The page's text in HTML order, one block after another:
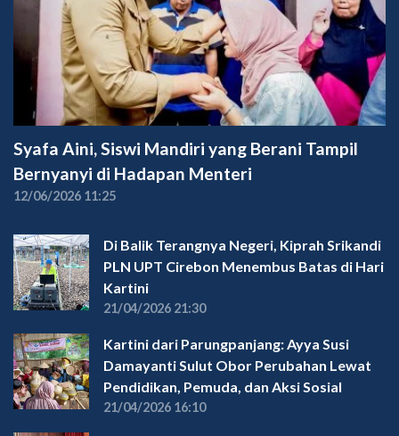
Syafa Aini, Siswi Mandiri yang Berani Tampil
Bernyanyi di Hadapan Menteri
12/06/2026 11:25
Di Balik Terangnya Negeri, Kiprah Srikandi
PLN UPT Cirebon Menembus Batas di Hari
Kartini
21/04/2026 21:30
Kartini dari Parungpanjang: Ayya Susi
Damayanti Sulut Obor Perubahan Lewat
Pendidikan, Pemuda, dan Aksi Sosial
21/04/2026 16:10